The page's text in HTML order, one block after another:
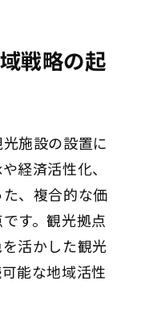
戦略の起
施設の設置に
経済活性化、
、複合的な価
す。観光拠点
活かした観光
能な地域活性